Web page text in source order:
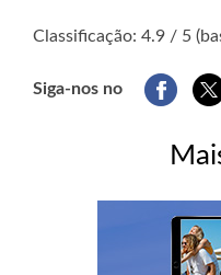
Classificação: 4.9 / 5
Siga-nos no